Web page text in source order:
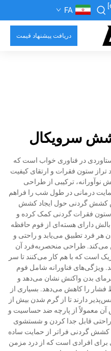
FA
دریافت پیشنهاد قیمت
سرویکال
در فناوری خواب است که
تراز ستون فقرات و ارتقای کیفیت
ترکیبی از طراحی
درمانی در طول شب را فراهم
کشش گردنی حول ایجاد کشش
فقرات گردنی کمک کرده و
دارای هسته‌ای از فوم حافظه
فرد تطبیق می‌یابد و راحتی و
طراحی منحصربه‌فرد آن
است که با هم کار می‌کنند تا سر
ویژگی‌های فناورانه شامل فوم
بدن واکنش نشان می‌دهد و
فشار را کاهش می‌دهد. بسیاری از
دارند تا از گرم شدن بیش از
معمولاً از پارچه ضد حساسیت و
قابل جدا کردن و شستشوی
کشش گردنی فراتر از حمایت ساده
افرادی است که از درد مزمن